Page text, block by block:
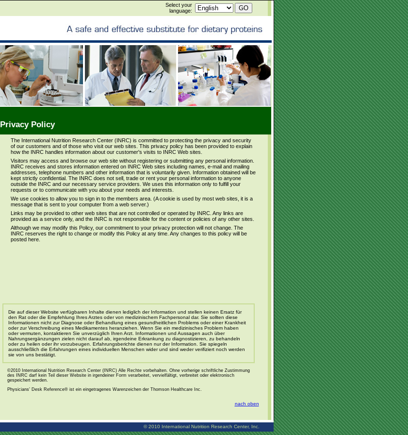
Select your
language:
Privacy Policy
The International Nutrition Research Center (INRC) is committed to protecting the privacy and security
of our customers and of those who visit our web sites. This privacy policy has been provided to explain
how the INRC handles information about our customer's visits to INRC Web sites.
Visitors may access and browse our web site without registering or submitting any personal information.
INRC receives and stores information entered on INRC Web sites including names, e-mail and mailing
addresses, telephone numbers and other information that is voluntarily given. Information obtained will be
kept strictly confidential. The INRC does not sell, trade or rent your personal information to anyone
outside the INRC and our necessary service providers. We uses this information only to fulfill your
requests or to communicate with you about your needs and interests.
We use cookies to allow you to sign in to the members area. (A cookie is used by most web sites, it is a
message that is sent to your computer from a web server.)
Links may be provided to other web sites that are not controlled or operated by INRC. Any links are
provided as a service only, and the INRC is not responsible for the content or policies of any other sites.
Although we may modify this Policy, our commitment to your privacy protection will not change. The
INRC reserves the right to change or modify this Policy at any time. Any changes to this policy will be
posted here.
Die auf dieser Website verfügbaren Inhalte dienen lediglich der Information und stellen keinen Ersatz für
den Rat oder die Empfehlung Ihres Arztes oder von medizinischem Fachpersonal dar. Sie sollten diese
Informationen nicht zur Diagnose oder Behandlung eines gesundheitlichen Problems oder einer Krankheit
oder zur Verschreibung eines Medikamentes heranziehen. Wenn Sie ein medizinisches Problem haben
oder vermuten, kontaktieren Sie unverzüglich Ihren Arzt. Informationen und Aussagen auch über
Nahrungsergänzungen zielen nicht darauf ab, irgendeine Erkrankung zu diagnostizieren, zu behandeln
oder zu heilen oder ihr vorzubeugen. Erfahrungsberichte dienen nur der Information. Sie spiegeln
ausschließlich die Erfahrungen eines individuellen Menschen wider und sind weder verifiziert noch werden
sie von uns bestätigt.
©2010 International Nutrition Research Center (INRC) Alle Rechte vorbehalten. Ohne vorherige schriftliche Zustimmung
des INRC darf kein Teil dieser Website in irgendeiner Form verarbeitet, vervielfältigt, verbreitet oder elektronisch
gespeichert werden.
Physicians' Desk Reference® ist ein eingetragenes Warenzeichen der Thomson Healthcare Inc.
nach oben
© 2010 International Nutrition Research Center, Inc.